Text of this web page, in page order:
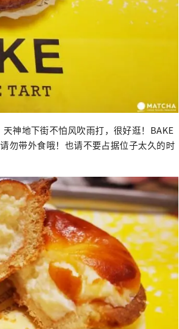
神地下街不怕风吹雨打，很好逛！BAKE
勿带外食哦！也请不要占据位子太久的时